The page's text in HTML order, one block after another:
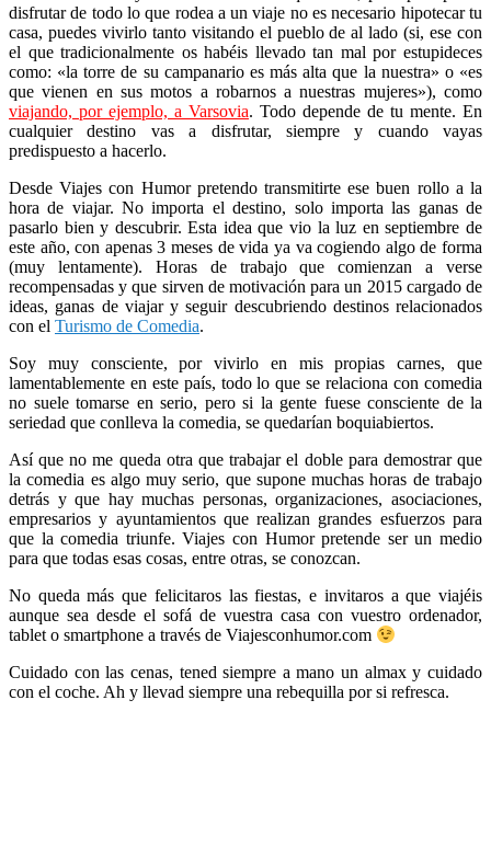
disfrutar de todo lo que rodea a un viaje no es necesario hipotecar tu
casa, puedes vivirlo tanto visitando el pueblo de al lado (si, ese con
el que tradicionalmente os habéis llevado tan mal por estupideces
como: «la torre de su campanario es más alta que la nuestra» o «es
que vienen en sus motos a robarnos a nuestras mujeres»), como
viajando, por ejemplo, a Varsovia. Todo depende de tu mente. En
cualquier destino vas a disfrutar, siempre y cuando vayas
predispuesto a hacerlo.
Desde Viajes con Humor pretendo transmitirte ese buen rollo a la
hora de viajar. No importa el destino, solo importa las ganas de
pasarlo bien y descubrir. Esta idea que vio la luz en septiembre de
este año, con apenas 3 meses de vida ya va cogiendo algo de forma
(muy lentamente). Horas de trabajo que comienzan a verse
recompensadas y que sirven de motivación para un 2015 cargado de
ideas, ganas de viajar y seguir descubriendo destinos relacionados
con el Turismo de Comedia.
Soy muy consciente, por vivirlo en mis propias carnes, que
lamentablemente en este país, todo lo que se relaciona con comedia
no suele tomarse en serio, pero si la gente fuese consciente de la
seriedad que conlleva la comedia, se quedarían boquiabiertos.
Así que no me queda otra que trabajar el doble para demostrar que
la comedia es algo muy serio, que supone muchas horas de trabajo
detrás y que hay muchas personas, organizaciones, asociaciones,
empresarios y ayuntamientos que realizan grandes esfuerzos para
que la comedia triunfe. Viajes con Humor pretende ser un medio
para que todas esas cosas, entre otras, se conozcan.
No queda más que felicitaros las fiestas, e invitaros a que viajéis
aunque sea desde el sofá de vuestra casa con vuestro ordenador,
tablet o smartphone a través de Viajesconhumor.com
Cuidado con las cenas, tened siempre a mano un almax y cuidado
con el coche. Ah y llevad siempre una rebequilla por si refresca.